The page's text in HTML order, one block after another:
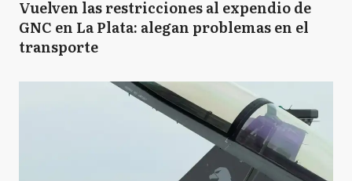
Vuelven las restricciones al expendio de
GNC en La Plata: alegan problemas en el
transporte